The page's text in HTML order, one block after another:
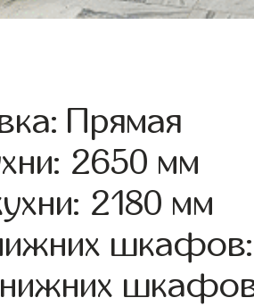
Прямая
2650 мм
2180 мм